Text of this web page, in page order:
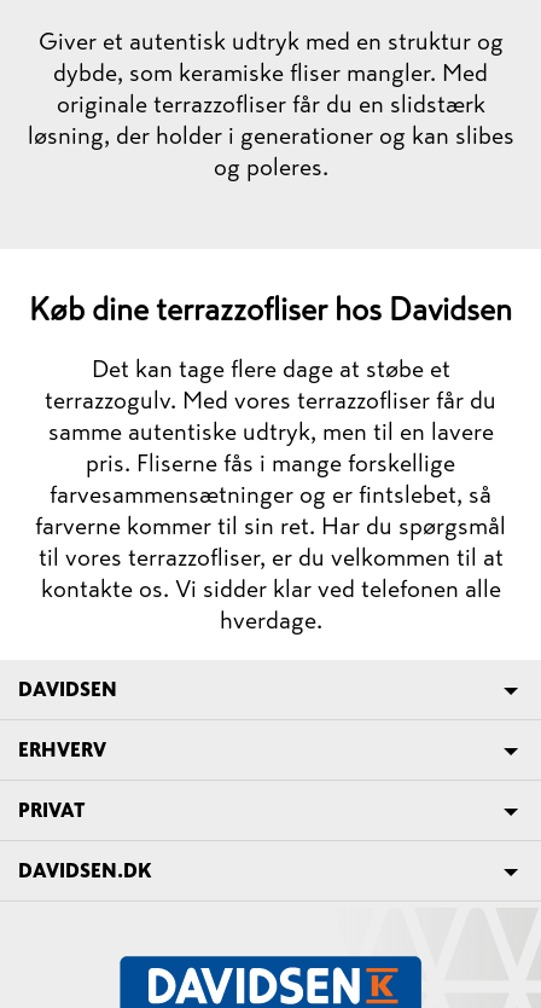
Giver et autentisk udtryk med en struktur og
dybde, som keramiske fliser mangler. Med
originale terrazzofliser får du en slidstærk
løsning, der holder i generationer og kan slibes
og poleres.
Køb dine terrazzofliser hos Davidsen
Det kan tage flere dage at støbe et
terrazzogulv. Med vores terrazzofliser får du
samme autentiske udtryk, men til en lavere
pris. Fliserne fås i mange forskellige
farvesammensætninger og er fintslebet, så
farverne kommer til sin ret. Har du spørgsmål
til vores terrazzofliser, er du velkommen til at
kontakte os. Vi sidder klar ved telefonen alle
hverdage.
DAVIDSEN
ERHVERV
PRIVAT
DAVIDSEN.DK